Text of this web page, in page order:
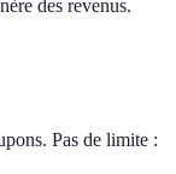
des revenus.
Pas de limite :